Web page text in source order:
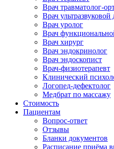
Врач травматолог-
Врач ультразвуковой
Врач уролог
Врач
Врач хирург
Врач эндокринолог
Врач эндоскопист
Врач-физиотерапевт
Клинический
Логопед-дефектолог
Медбрат по массажу
Стоимость
Пациентам
Вопрос-ответ
Отзывы
Бланки документов
Расписание приёма